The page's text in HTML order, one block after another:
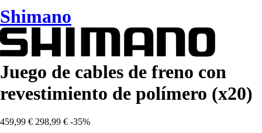
Shimano
Juego de cables de freno con
revestimiento de polímero (x20)
459,99 € 298,99 € -35%